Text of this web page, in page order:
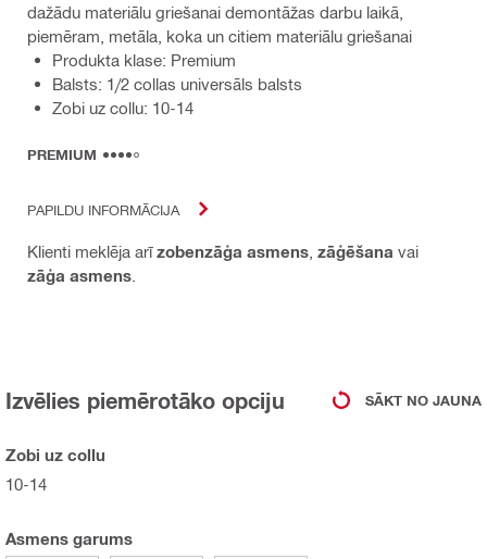
dažādu materiālu griešanai demontāžas darbu laikā,
piemēram, metāla, koka un citiem materiālu griešanai
Produkta klase: Premium
Balsts: 1/2 collas universāls balsts
Zobi uz collu: 10-14
PREMIUM
PAPILDU INFORMĀCIJA
Klienti meklēja arīzobenzāģa asmens zāģēšana vai
zāģa asmens
Izvēlies piemērotāko opciju SĀKT NO JAUNA
Zobi uz collu
10-14
Asmens garums